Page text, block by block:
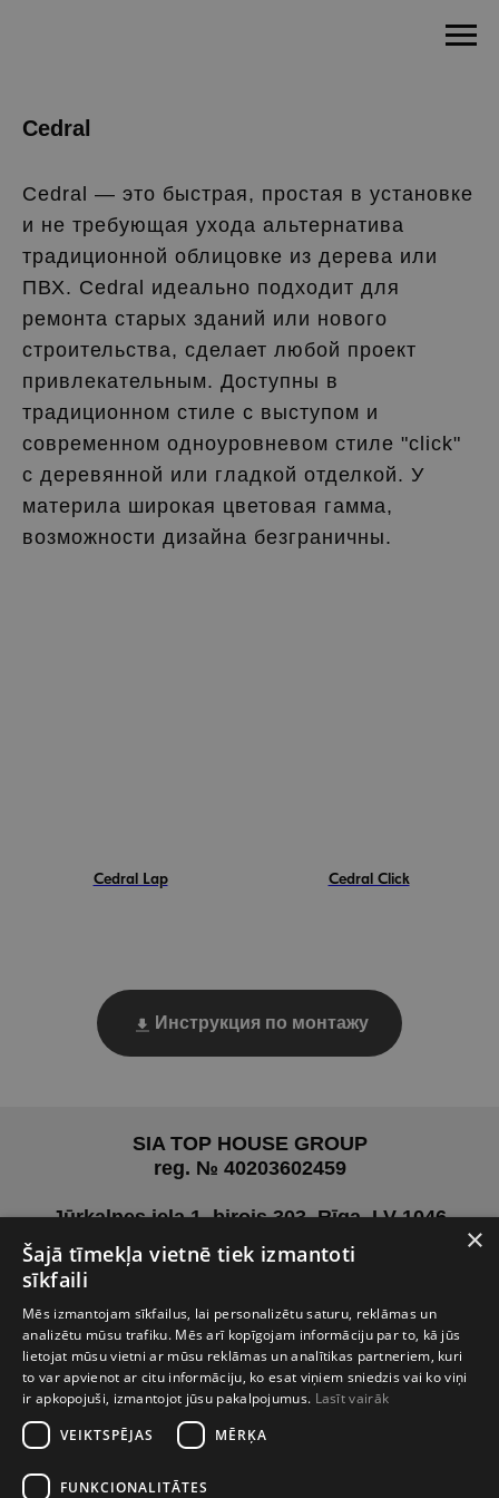
Cedral
Cedral — это быстрая, простая в установке
и не требующая ухода альтернатива
традиционной облицовке из дерева или
ПВХ. Cedral идеально подходит для
ремонта старых зданий или нового
строительства, сделает любой проект
привлекательным. Доступны в
традиционном стиле с выступом и
современном одноуровневом стиле "click"
с деревянной или гладкой отделкой. У
материла широкая цветовая гамма,
возможности дизайна безграничны.
Cedral Lap Cedral Click
Инструкция по монтажу
SIA TOP HOUSE GROUP
reg. № 40203602459
Jūrkalnes iela 1, birojs 303, Rīga, LV-1046
Pirms vizītes aicinām sazināties ar mums, lai
par jums ērtāko laiku.
+371 27 02 01 26
info@tophouse.lv
×
Šajā tīmekļa vietnē tiek izmantoti
sīkfaili
Mēs izmantojam sīkfailus, lai personalizētu saturu, reklāmas un
analizētu mūsu trafiku. Mēs arī kopīgojam informāciju par to, kā jūs
lietojat mūsu vietni ar mūsu reklāmas un analītikas partneriem, kuri
to var apvienot ar citu informāciju, ko esat viņiem sniedzis vai ko viņi
ir apkopojuši, izmantojot jūsu pakalpojumus. Lasīt vairāk
VEIKTSPĒJAS
MĒRĶA
FUNKCIONALITĀTES